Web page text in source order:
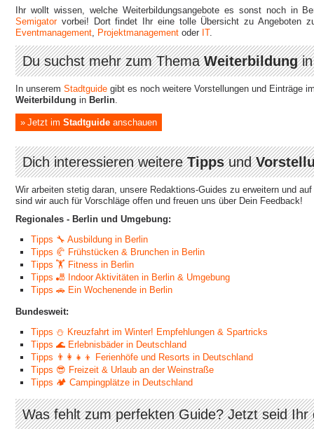
Ihr wollt wissen, welche Weiterbildungsangebote es sonst noch in
Semigator vorbei! Dort findet Ihr eine tolle Übersicht zu Angeboten
Eventmanagement, Projektmanagement oder IT.
Du suchst mehr zum ThemaWeiterbildung
In unserem Stadtguide gibt es noch weitere Vorstellungen und Einträge
Weiterbildung in Berlin.
Jetzt im Stadtguide anschauen
Dich interessieren weitereTippsund
Wir arbeiten stetig daran, unsere Redaktions-Guides zu erweitern und
sind wir auch für Vorschläge offen und freuen uns über Dein Feedback!
Regionales - Berlin und Umgebung:
Tipps 🔧 Ausbildung in Berlin
Tipps 🥐 Frühstücken & Brunchen in Berlin
Tipps 🏋 Fitness in Berlin
Tipps 🎳 Indoor Aktivitäten in Berlin & Umgebung
Tipps 🚗 Ein Wochenende in Berlin
Bundesweit:
Tipps ⛄ Kreuzfahrt im Winter! Empfehlungen & Spartricks
Tipps 🌊 Erlebnisbäder in Deutschland
Tipps 👨‍👩‍👧‍👦 Ferienhöfe und Resorts in Deutschland
Tipps 😎 Freizeit & Urlaub an der Weinstraße
Tipps 🏕 Campingplätze in Deutschland
Was fehlt zum perfekten Guide? Jetzt seid Ihr